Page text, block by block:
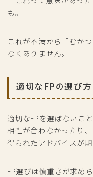
も。
これが不満から「むか
なくありません。
適切なFPの選び
適切なFPを選ばないこと
相性が合わなかったり、
得られたアドバイスが
FP選びは慎重さが求め